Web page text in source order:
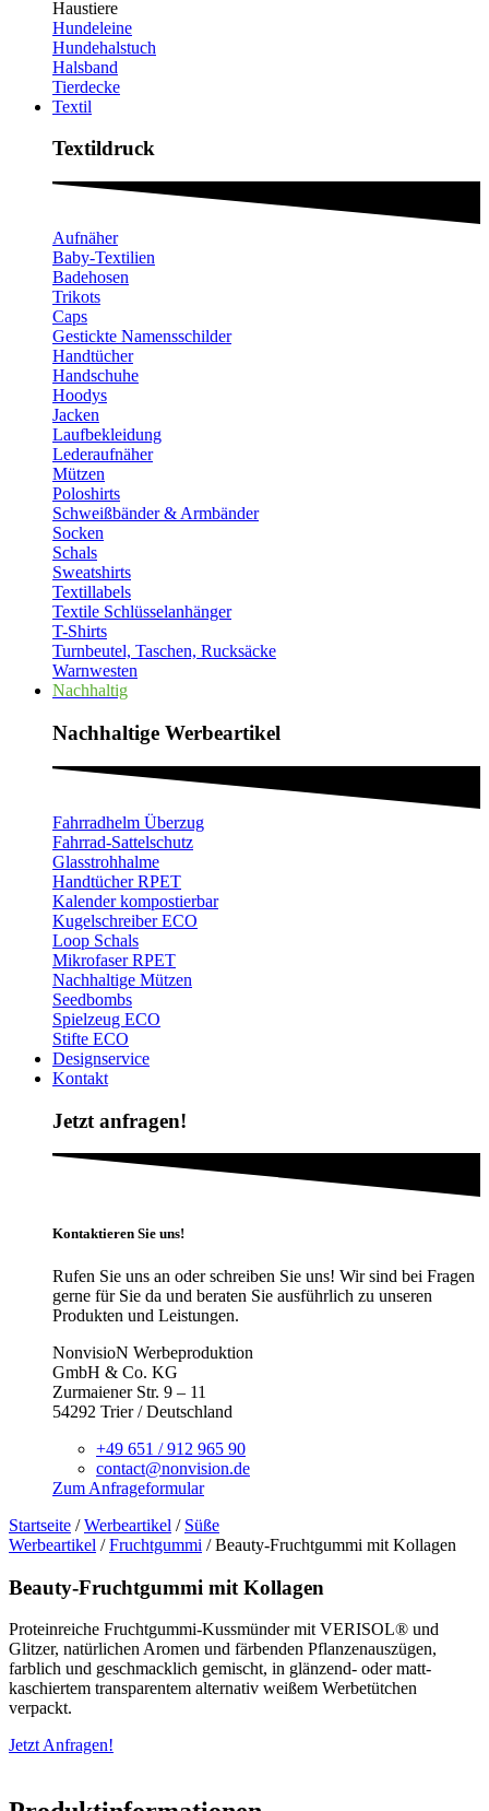
Haustiere
Hundeleine
Hundehalstuch
Halsband
Tierdecke
Textil
Textildruck​
Aufnäher
Baby-Textilien
Badehosen
Trikots
Caps
Gestickte Namensschilder
Handtücher
Handschuhe
Hoodys
Jacken
Laufbekleidung
Lederaufnäher
Mützen
Poloshirts
Schweißbänder & Armbänder
Socken
Schals
Sweatshirts
Textillabels
Textile Schlüsselanhänger
T-Shirts
Turnbeutel, Taschen, Rucksäcke
Warnwesten
Nachhaltig
Nachhaltige Werbeartikel​
Fahrradhelm Überzug
Fahrrad-Sattelschutz
Glasstrohhalme
Handtücher RPET
Kalender kompostierbar
Kugelschreiber ECO
Loop Schals
Mikrofaser RPET
Nachhaltige Mützen
Seedbombs
Spielzeug ECO
Stifte ECO
Designservice
Kontakt
Jetzt anfragen!
Kontaktieren Sie uns!
Rufen Sie uns an oder schreiben Sie uns! Wir sind bei Fragen
gerne für Sie da und beraten Sie ausführlich zu unseren
Produkten und Leistungen.
NonvisioN Werbeproduktion
GmbH & Co. KG
Zurmaiener Str. 9 – 11
54292 Trier / Deutschland
+49 651 / 912 965 90
contact@nonvision.de
Zum Anfrageformular
Startseite /Werbeartikel / Süße
Werbeartikel /Fruchtgummi / Beauty-Fruchtgummi mit Kollagen
Beauty-Fruchtgummi mit Kollagen
Proteinreiche Fruchtgummi-Kussmünder mit VERISOL® und
Glitzer, natürlichen Aromen und färbenden Pflanzenauszügen,
farblich und geschmacklich gemischt, in glänzend- oder matt-
kaschiertem transparentem alternativ weißem Werbetütchen
verpackt.
Jetzt Anfragen!